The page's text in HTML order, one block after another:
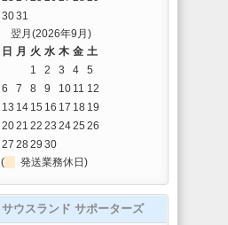
3031
翌月(2026年9月)
日 月 火 水 木 金 土
1
2 3 4
5
6
7 8 9 10 11 12
13 14 15 16 17 18 19
2021 22 23 2425 26
27 2829 30
(
発送業務休日)
サウスランド サポーターズ